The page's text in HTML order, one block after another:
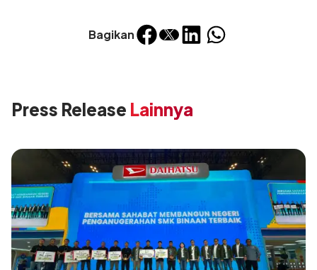
Bagikan
Press Release Lainnya